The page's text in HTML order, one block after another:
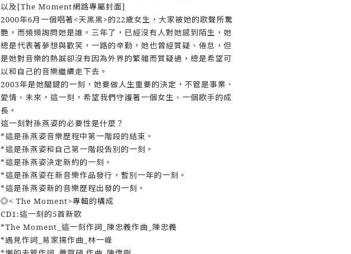
以及[The Moment網路專屬封面]
2000年6月一個唱著<天黑黑>的22歲女生，大家被她的歌聲所驚
艷，而頻頻詢問她是誰。三年了，已經沒有人對她感到陌生，她
總是代表著夢想與歡笑，一路的辛勤，她也曾經質疑、倦怠，但
是她對音樂的熱誠卻沒有因為外界的繁雜而質疑過，總是希望可
以和自己的音樂繼續走下去。
2003年是她關鍵的一刻，她要做人生重要的決定，不管是事業、
愛情、未來，這一刻，希望我們守護著一個女生、一個歌手的成
長。
這一刻對孫燕姿的必要性是什麼？
*這是孫燕姿音樂歷程中第一階段的結束。
*這是孫燕姿和自己第一階段告別的一刻。
*這是孫燕姿決定新約的一刻。
*這是孫燕姿在新音樂作品發行，暫別一年的一刻。
*這是孫燕姿新的音樂歷程出發的一刻。
◎< The Moment>專輯的構成
CD1:這一刻的5首新歌
*The Moment_這一刻作詞_陳忠義作曲_陳忠義
*遇見作詞_易家揚作曲_林一峰